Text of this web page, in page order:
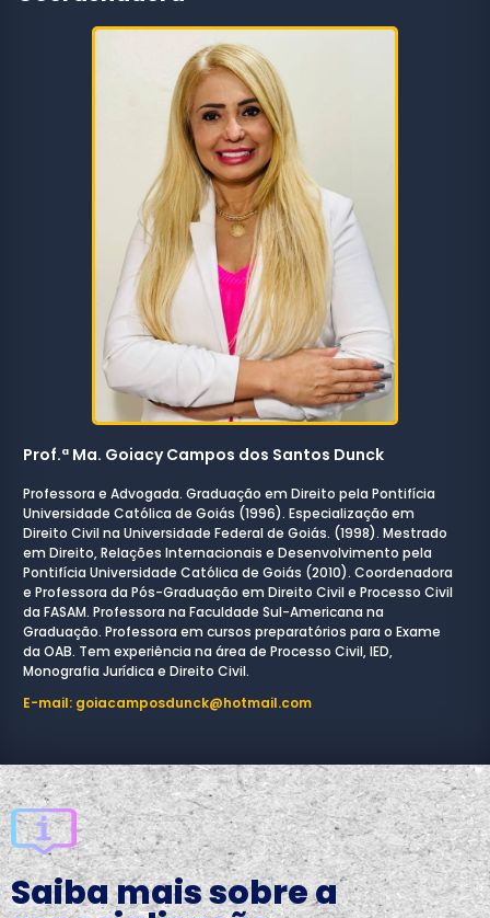
Prof.ª Ma. Goiacy Campos dos Santos Dunck
Professora e Advogada. Graduação em Direito pela Pontifícia
Universidade Católica de Goiás (1996). Especialização em
Direito Civil na Universidade Federal de Goiás. (1998). Mestrado
em Direito, Relações Internacionais e Desenvolvimento pela
Pontifícia Universidade Católica de Goiás (2010). Coordenadora
e Professora da Pós-Graduação em Direito Civil e Processo Civil
da FASAM. Professora na Faculdade Sul-Americana na
Graduação. Professora em cursos preparatórios para o Exame
da OAB. Tem experiência na área de Processo Civil, IED,
Monografia Jurídica e Direito Civil.
E-mail: goiacamposdunck@hotmail.com
Saiba mais sobre a